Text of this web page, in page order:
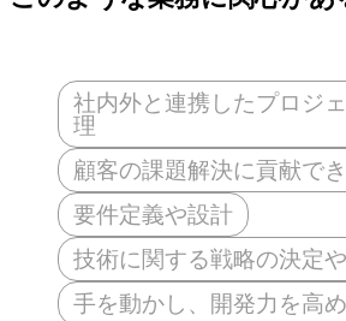
社内外と連携したプロジ
理
顧客の課題解決に貢献で
要件定義や設計
技術に関する戦略の決定
手を動かし、開発力を高